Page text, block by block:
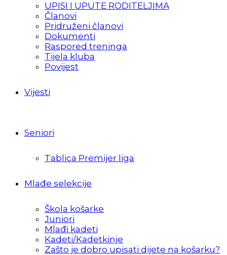
UPISI I UPUTE RODITELJIMA
Članovi
Pridruženi članovi
Dokumenti
Raspored treninga
Tijela kluba
Povijest
Vijesti
Seniori
Tablica Premijer liga
Mlađe selekcije
Škola košarke
Juniori
Mlađi kadeti
Kadeti/Kadetkinje
Zašto je dobro upisati dijete na košarku?